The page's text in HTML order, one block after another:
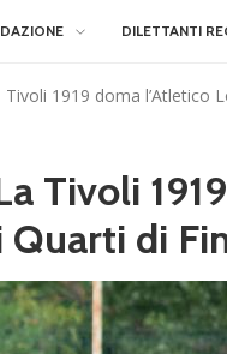
DILETTANTI
1919 doma l’Atletico
Tivoli
Quarti di